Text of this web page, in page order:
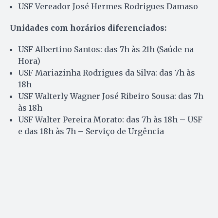
USF Vereador José Hermes Rodrigues Damaso
Unidades com horários diferenciados:
USF Albertino Santos: das 7h às 21h (Saúde na
Hora)
USF Mariazinha Rodrigues da Silva: das 7h às
18h
USF Walterly Wagner José Ribeiro Sousa: das 7h
às 18h
USF Walter Pereira Morato: das 7h às 18h – USF
e das 18h às 7h – Serviço de Urgência